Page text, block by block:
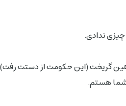
چیزى ندادى.
گریخت (این حکومت از دستت
شما هستم.